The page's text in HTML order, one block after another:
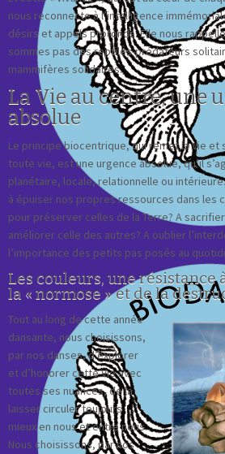
nous reconnecte à l’intelligence
désirs et appels profonds. Elle nous
sommes pas des reptiles-prédateurs
mammifères solidaires.
La Vie au centre, une
absolue
Le principe biocentrique, qui remet la Vie et
toute vie, est une urgence absolue, qu’il
planétaire, locale, relationnelle ou
à épuiser nos propres ressources dans les
pour préserver celles de la Terre? A
améliorer celle des autres? A oublier
l’importance des petits pas posés au
Les couleurs, une résistance
la « normose » et de la
Tout au long de cette année
dansante, nous choisissons,
par nos danses, d’explorer
et d’honorer cette Vie avec
toutes ses nuances, de la
laisser circuler toujours
mieux en nous et entre nous.
Nous choisissons, par nos